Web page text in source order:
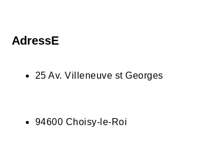
AdressE
25 Av. Villeneuve st Georges
94600 Choisy-le-Roi